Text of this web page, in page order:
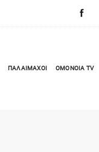
ΠΑΛΑΙΜΑΧΟΙ OMONOIA TV